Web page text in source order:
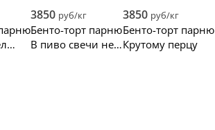
3850 руб/кг
Бенто-торт парню
В пиво свечи не
3850 руб/кг
Бенто-торт парню
Крутому перцу